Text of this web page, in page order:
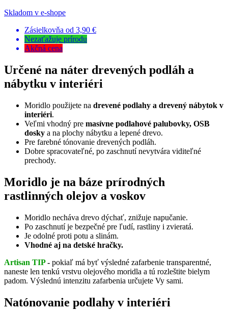
Skladom v e-shope
Zásielkovňa od 3,90 €
Nezaťažuje prírodu
Akčná cena
Určené na náter drevených podláh a
nábytku v interiéri
Moridlo použijete na drevené podlahy a drevený nábytok v
interiéri.
Veľmi vhodný pre masívne podlahové palubovky, OSB
dosky a na plochy nábytku a lepené drevo.
Pre farebné tónovanie drevených podláh.
Dobre spracovateľné, po zaschnutí nevytvára viditeľné
prechody.
Moridlo je na báze prírodných
rastlinných olejov a voskov
Moridlo necháva drevo dýchať, znižuje napučanie.
Po zaschnutí je bezpečné pre ľudí, rastliny i zvieratá.
Je odolné proti potu a slinám.
Vhodné aj na detské hračky.
Artisan TIP- pokiaľ má byť výsledné zafarbenie transparentné,
naneste len tenkú vrstvu olejového moridla a tú rozleštite bielym
padom. Výslednú intenzitu zafarbenia určujete Vy sami.
Natónovanie podlahy v interiéri